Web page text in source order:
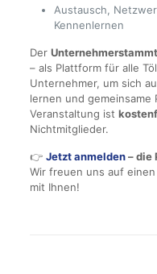
Austausch,
Kennenlernen
Der
– als Plattform für alle
Unternehmer, um sich
lernen und
Veranstaltung ist
Nichtmitglieder.
👉 Jetzt anmelden– die
Wir freuen uns auf
mit Ihnen!